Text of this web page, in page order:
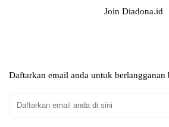
Join Diadona.id
Daftarkan email anda untuk berlangganan